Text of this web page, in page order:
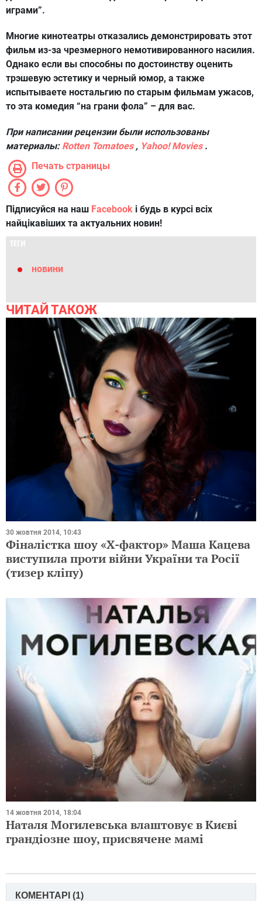
играми”.
Многие кинотеатры отказались демонстрировать этот
фильм из-за чрезмерного немотивированного насилия.
Однако если вы способны по достоинству оценить
трэшевую эстетику и черный юмор, а также
испытываете ностальгию по старым фильмам ужасов,
то эта комедия “на грани фола” – для вас.
При написании рецензии были использованы
материалы: Rotten Tomatoes, Yahoo! Movies.
Печать страницы
Підписуйся на наш Facebook і будь в курсі всіх
найцікавіших та актуальних новин!
ТЕГИ
новини
ЧИТАЙ ТАКОЖ
30 жовтня 2014, 10:43
Фіналістка шоу «Х-фактор» Маша Кацева
виступила проти війни України та Росії
(тизер кліпу)
14 жовтня 2014, 18:04
Наталя Могилевська влаштовує в Києві
грандіозне шоу, присвячене мамі
КОМЕНТАРІ (1)